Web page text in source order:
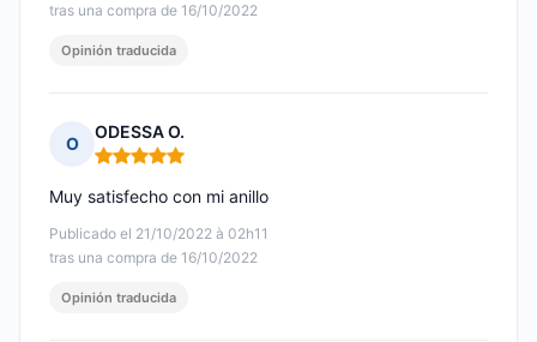
tras una compra de 16/10/2022
Opinión traducida
O
ODESSA O.
Nota: 5 de 5
Publicado el 21/10/2022 à 02h11
tras una compra de 16/10/2022
Muy satisfecho con mi anillo
Opinión traducida